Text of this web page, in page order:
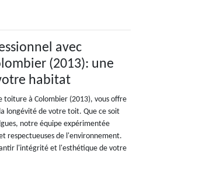
avec
(2013): une
habitat
toiture à Colombier (2013), vous offre
longévité de votre toit. Que ce soit
notre équipe expérimentée
respectueuses de l'environnement.
l'intégrité et l'esthétique de votre